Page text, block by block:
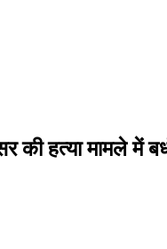
की हत्या मामले में